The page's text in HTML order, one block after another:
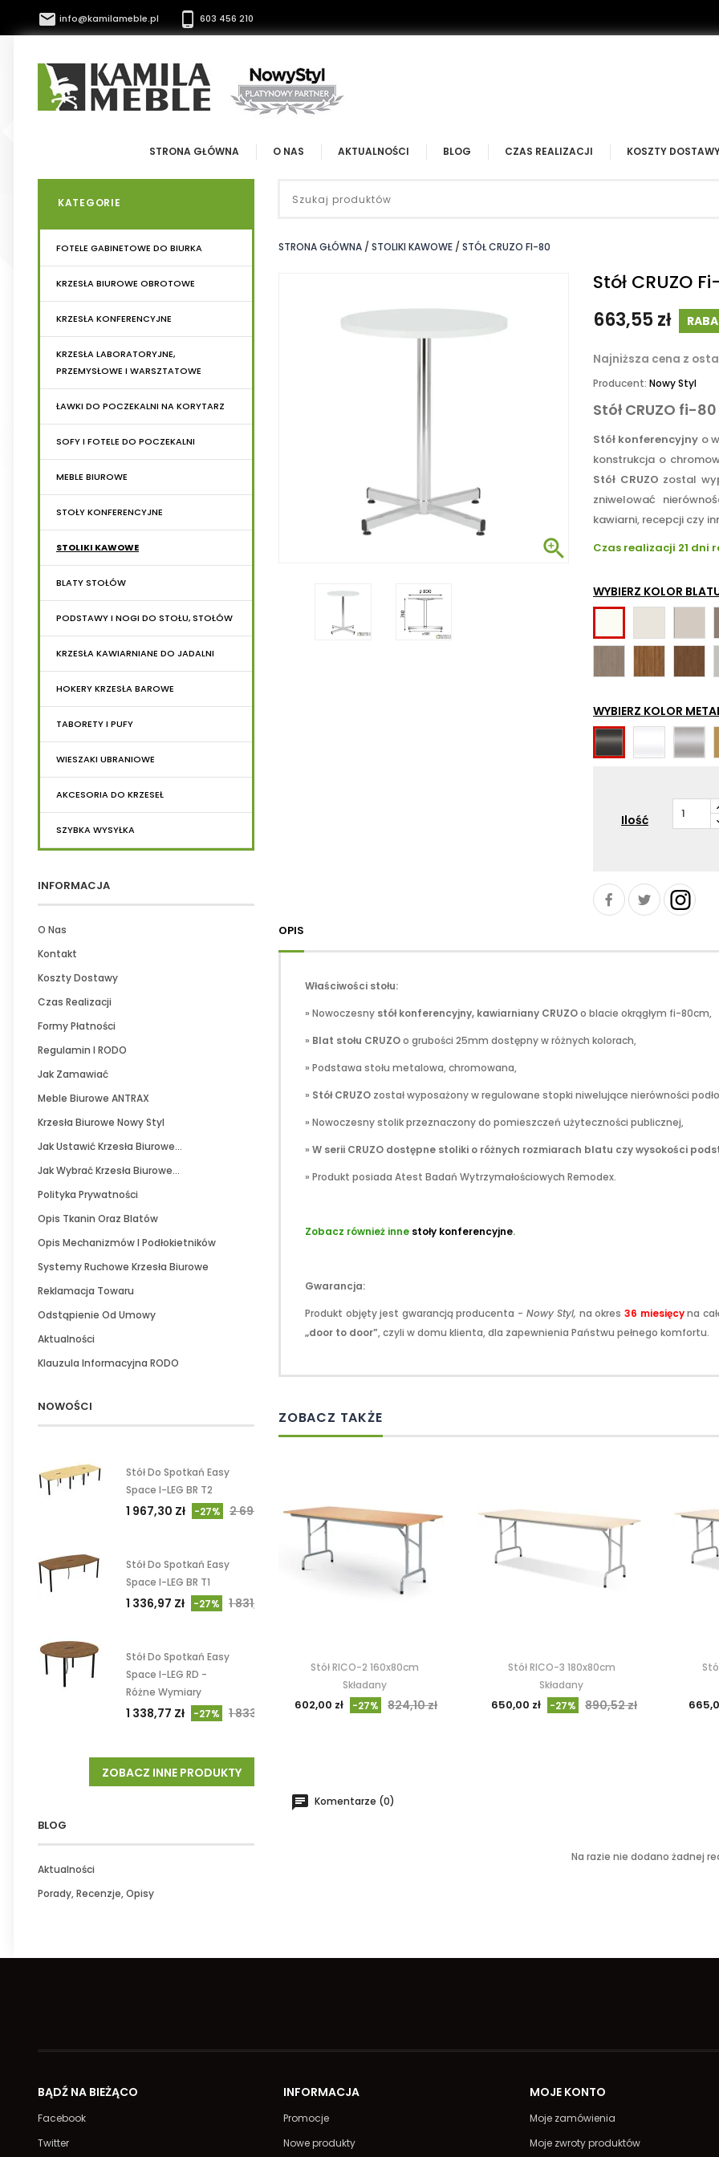
 info@kamilameble.pl  603 456 210
STRONA GŁÓWNA O NAS AKTUALNOŚCI BLOG CZAS REALIZACJI KOSZTY
KATEGORIE
FOTELE GABINETOWE DO BIURKA
KRZESŁA BIUROWE OBROTOWE
KRZESŁA KONFERENCYJNE
KRZESŁA LABORATORYJNE,
PRZEMYSŁOWE I WARSZTATOWE
ŁAWKI DO POCZEKALNI NA KORYTARZ
SOFY I FOTELE DO POCZEKALNI
MEBLE BIUROWE
STOŁY KONFERENCYJNE
STOLIKI KAWOWE
BLATY STOŁÓW
PODSTAWY I NOGI DO STOŁU, STOŁÓW
KRZESŁA KAWIARNIANE DO JADALNI
HOKERY KRZESŁA BAROWE
TABORETY I PUFY
WIESZAKI UBRANIOWE
AKCESORIA DO KRZESEŁ
SZYBKA WYSYŁKA
INFORMACJA
O Nas
Kontakt
Koszty Dostawy
Czas Realizacji
Formy Płatności
Regulamin I RODO
Jak Zamawiać
Meble Biurowe ANTRAX
Krzesła Biurowe Nowy Styl
Jak Ustawić Krzesła Biurowe...
Jak Wybrać Krzesła Biurowe...
Polityka Prywatności
Opis Tkanin Oraz Blatów
Opis Mechanizmów I Podłokietników
Systemy Ruchowe Krzesła Biurowe
Reklamacja Towaru
Odstąpienie Od Umowy
Aktualności
Klauzula Informacyjna RODO
NOWOŚCI
Stół Do Spotkań Easy
Space I-LEG BR T2
1 967,30 Zł -27% 2 694,93 Zł
Stół Do Spotkań Easy
Space I-LEG BR T1
1 336,97 Zł -27% 1 831,47 Zł
Stół Do Spotkań Easy
Space I-LEG RD -
Różne Wymiary
1 338,77 Zł -27% 1 833,93 Zł
ZOBACZ INNE PRODUKTY
BLOG
Aktualności
Porady, Recenzje, Opisy
STRONA GŁÓWNA STOLIKI KAWOWE STÓŁ CRUZO FI-80

Stół CRUZO
663,55 zł
Najniższa cena z
Producent: Nowy Styl
Stół CRUZO fi-80
Stół konferencyjny o
konstrukcja o
Stół CRUZO zostal
zniwelować
kawiarni, recepcji czy
Czas realizacji 21 dni
WYBIERZ KOLOR
BI
Biały
MB
White
NK
Grey
Oak
Natural
Walnut
Lincoln
WYBIERZ KOLOR
RAL9005
-
RAL9016
-
RAL9006
ALU
siwy
-
Ilość
OPIS
Właściwości stołu:
» Nowoczesny stół konferencyjny, kawiarniany CRUZOo blacie okrągłym fi-80cm,
» Blat stołu CRUZOo grubości 25mm dostępny w różnych kolorach,
» Podstawa stołu metalowa, chromowana,
» Stół CRUZO został wyposażony w regulowane stopki niwelujące nierówności
» Nowoczesny stolik przeznaczony do pomieszczeń użyteczności publicznej,
» W serii CRUZO dostępne stoliki o różnych rozmiarach blatu czy wysokości
» Produkt posiada Atest Badań Wytrzymałościowych Remodex.
Zobacz również inne stoły konferencyjne.
Gwarancja:
Produkt objęty jest gwarancją producenta - Nowy Styl, na okres36 miesięcyna
„door to door”, czyli w domu klienta, dla zapewnienia Państwu pełnego komfortu.
ZOBACZ TAKŻE
Stół RICO-2 160x80cm
Składany
602,00 zł -27% 824,10 zł
Stół RICO-3 180x80cm
Składany
650,00 zł -27% 890,52 zł
Komentarze (0)
Na razie nie dodano żadnej
BĄDŹ NA BIEŻĄCO
Facebook
Twitter
INFORMACJA
Promocje
Nowe produkty
MOJE KONTO
Moje zamówienia
Moje zwroty produktów